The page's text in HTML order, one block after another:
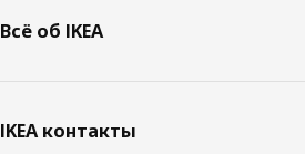
Всё об IKEA
IKEA контакты